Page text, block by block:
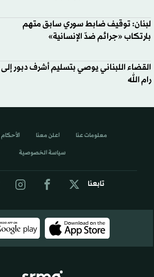
لبنان: توقيف ضابط سوري سابق متهم
بارتكاب «جرائم ضدّ الإنسانية»
القضاء اللبناني يوصي بتسليم أشرف دبور إلى
رام الله
تابعنا
معلومات عنا اعلن معنا
سياسة الخصوصية